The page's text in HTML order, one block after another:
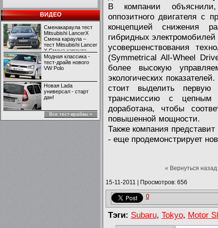
ВИДЕО
Сменакараула тест
Mitsubishi LancerX
Смена караула –
тест Mitsubishi Lancer
X Смена караула –
тест Mitsubishi Lancer
X
Модная классика -
тест-драйв нового
VW Polo
Новая Lada
универсал - старт
дан!
Все тест-врайвы »
В компании объяснили,
оппозитного двигателя с
концепцией снижения
гибридных
усовершенствования
(Symmetrical All-Wheel
более высокую
экологических
стоит выделить
трансмиссию с цепным
доработана, чтобы
повышенной мощности.
Также компания
- еще продемонстрирует
« Вернуться назад
15-11-2011 Просмотров: 656
0
Тэги: Subaru, Tokyo, Motor